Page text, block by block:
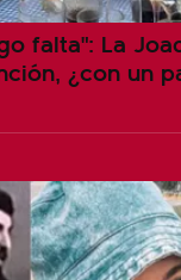
falta": La
¿con un